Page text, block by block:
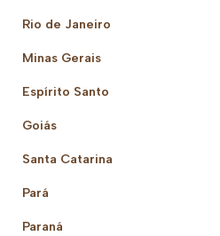
Rio de Janeiro
Minas Gerais
Espírito Santo
Goiás
Santa Catarina
Pará
Paraná